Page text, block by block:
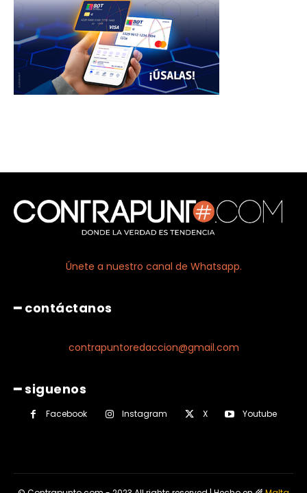
Únete a nuestro canal de Whatsapp.
━ contáctanos
contrapuntoredaccion@gmail.com
━ siguenos
Facebook Instagram X Youtube